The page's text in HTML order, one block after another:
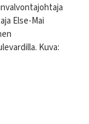
Else-Mai
Kuva: